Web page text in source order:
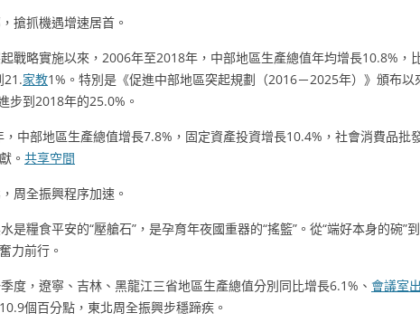
搶抓機遇增速居首。
戰略實施以來，2006年至2018年，中部地區生產總值年均增長10.8%
21.家教1%。特別是《促進中部地區突起規劃（2016－2025年）》頒布
步到2018年的25.0%。
，中部地區生產總值增長7.8%，固定資產投資增長10.4%，社會消費品
。 共享空間
周全振興程序加速。
是糧食平安的“壓艙石”，是孕育年夜國重器的“搖籃”。從“端好本身的碗
力前行。
度，遼寧、吉林、黑龍江三省地區生產總值分別同比增長6.1%、 會議室
個百分點，東北周全振興步穩蹄疾。